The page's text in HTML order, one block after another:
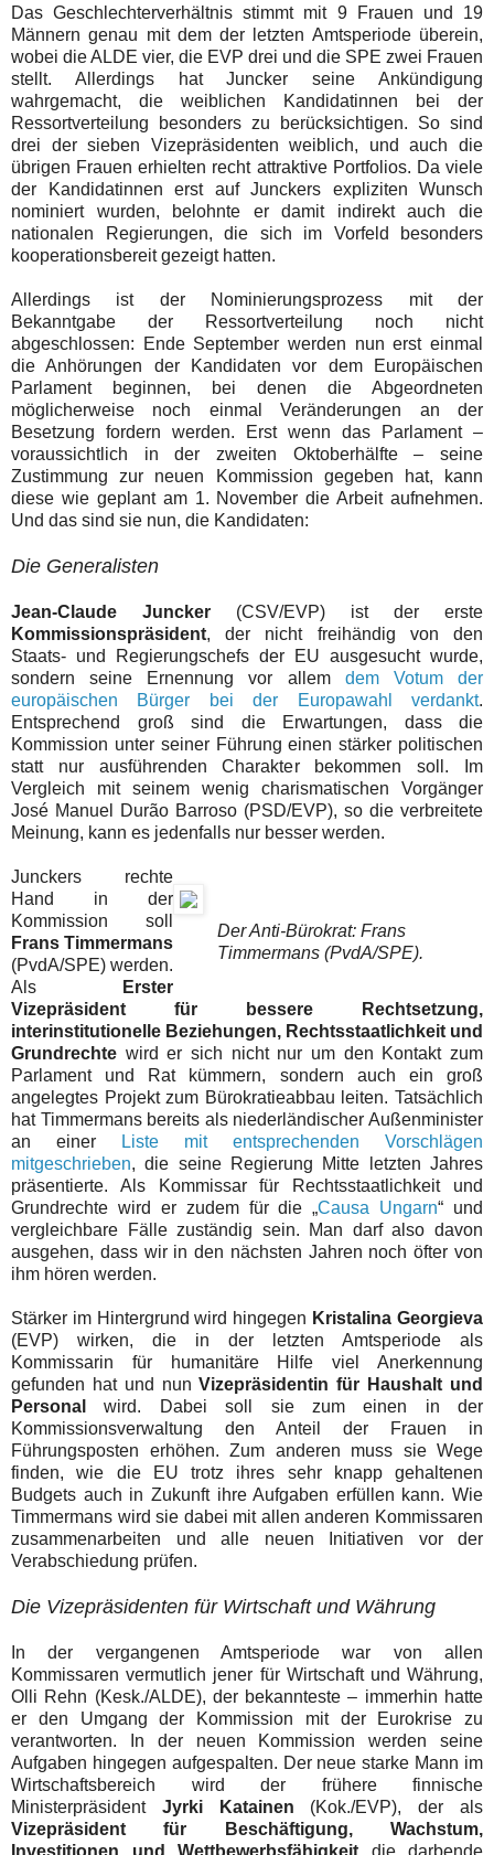
Das Geschlechterverhältnis stimmt mit 9 Frauen und 19
Männern genau mit dem der letzten Amtsperiode überein,
wobei die ALDE vier, die EVP drei und die SPE zwei Frauen
stellt. Allerdings hat Juncker seine Ankündigung
wahrgemacht, die weiblichen Kandidatinnen bei der
Ressortverteilung besonders zu berücksichtigen. So sind
drei der sieben Vizepräsidenten weiblich, und auch die
übrigen Frauen erhielten recht attraktive Portfolios. Da viele
der Kandidatinnen erst auf Junckers expliziten Wunsch
nominiert wurden, belohnte er damit indirekt auch die
nationalen Regierungen, die sich im Vorfeld besonders
kooperationsbereit gezeigt hatten.
Allerdings ist der Nominierungsprozess mit der
Bekanntgabe der Ressortverteilung noch nicht
abgeschlossen: Ende September werden nun erst einmal
die Anhörungen der Kandidaten vor dem Europäischen
Parlament beginnen, bei denen die Abgeordneten
möglicherweise noch einmal Veränderungen an der
Besetzung fordern werden. Erst wenn das Parlament –
voraussichtlich in der zweiten Oktoberhälfte – seine
Zustimmung zur neuen Kommission gegeben hat, kann
diese wie geplant am 1. November die Arbeit aufnehmen.
Und das sind sie nun, die Kandidaten:
Die Generalisten
Jean-Claude Juncker (CSV/EVP) ist der erste
Kommissionspräsident, der nicht freihändig von den
Staats- und Regierungschefs der EU ausgesucht wurde,
sondern seine Ernennung vor allem dem Votum der
europäischen Bürger bei der Europawahl verdankt.
Entsprechend groß sind die Erwartungen, dass die
Kommission unter seiner Führung einen stärker politischen
statt nur ausführenden Charakter bekommen soll. Im
Vergleich mit seinem wenig charismatischen Vorgänger
José Manuel Durão Barroso (PSD/EVP), so die verbreitete
Meinung, kann es jedenfalls nur besser werden.
Der Anti-Bürokrat: Frans
Timmermans (PvdA/SPE).
Junckers rechte
Hand in der
Kommission soll
Frans Timmermans
(PvdA/SPE) werden.
Als
Erster
Vizepräsident für bessere Rechtsetzung,
interinstitutionelle Beziehungen, Rechtsstaatlichkeit und
Grundrechte wird er sich nicht nur um den Kontakt zum
Parlament und Rat kümmern, sondern auch ein groß
angelegtes Projekt zum Bürokratieabbau leiten. Tatsächlich
hat Timmermans bereits als niederländischer Außenminister
an einer
Liste mit entsprechenden Vorschlägen
mitgeschrieben, die seine Regierung Mitte letzten Jahres
präsentierte. Als Kommissar für Rechtsstaatlichkeit und
Grundrechte wird er zudem für die „Causa Ungarn“ und
vergleichbare Fälle zuständig sein. Man darf also davon
ausgehen, dass wir in den nächsten Jahren noch öfter von
ihm hören werden.
Stärker im Hintergrund wird hingegen Kristalina Georgieva
(EVP) wirken, die in der letzten Amtsperiode als
Kommissarin für humanitäre Hilfe viel Anerkennung
gefunden hat und nunVizepräsidentin für Haushalt und
Personal
wird. Dabei soll sie zum einen in der
Kommissionsverwaltung den Anteil der Frauen in
Führungsposten erhöhen. Zum anderen muss sie Wege
finden, wie die EU trotz ihres sehr knapp gehaltenen
Budgets auch in Zukunft ihre Aufgaben erfüllen kann. Wie
Timmermans wird sie dabei mit allen anderen Kommissaren
zusammenarbeiten und alle neuen Initiativen vor der
Verabschiedung prüfen.
Die Vizepräsidenten für Wirtschaft und Währung
In der vergangenen Amtsperiode war von allen
Kommissaren vermutlich jener für Wirtschaft und Währung,
Olli Rehn (Kesk./ALDE), der bekannteste – immerhin hatte
er den Umgang der Kommission mit der Eurokrise zu
verantworten. In der neuen Kommission werden seine
Aufgaben hingegen aufgespalten. Der neue starke Mann im
Wirtschaftsbereich wird der frühere finnische
Ministerpräsident Jyrki Katainen (Kok./EVP), der als
Vizepräsident für Beschäftigung, Wachstum,
Investitionen und Wettbewerbsfähigkeit die darbende